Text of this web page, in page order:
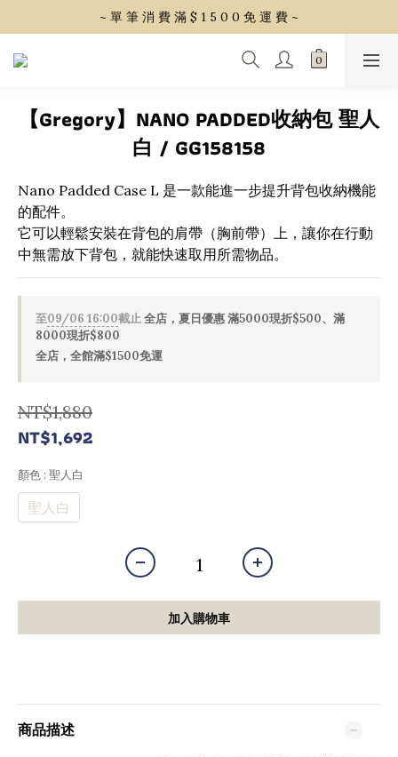
~ 單 筆 消 費 滿 $ 1 5 0 0 免 運 費 ~
~ 單 筆 消 費 滿 $ 1 5 0 0 免 運 費 ~
會 員 享 2% 點 數 回 饋 (1點=1元)
【Gregory】NANO PADDED收納包 聖人
白 / GG158158
Nano Padded Case L 是一款能進一步提升背包收納機能
的配件。
它可以輕鬆安裝在背包的肩帶（胸前帶）上，讓你在行動
中無需放下背包，就能快速取用所需物品。
至09/06 16:00截止全店，夏日優惠 滿5000現折$500、滿
8000現折$800
全店，全館滿$1500免運
NT$1,880
NT$1,692
顏色 : 聖人白
聖人白
加入購物車
商品描述